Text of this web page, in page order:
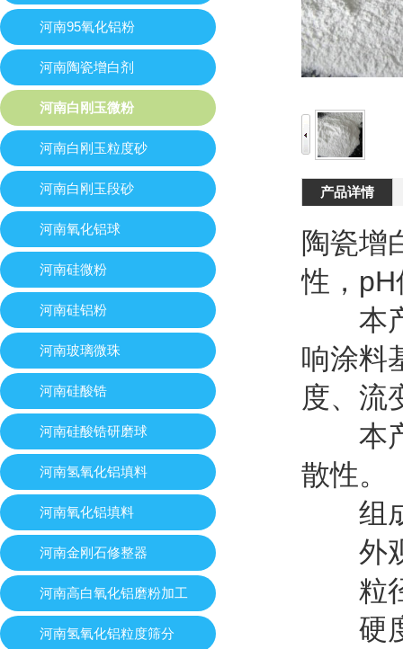
河南95氧化铝粉
河南陶瓷增白剂
河南白刚玉微粉
河南白刚玉粒度砂
河南白刚玉段砂
河南氧化铝球
河南硅微粉
河南硅铝粉
河南玻璃微珠
河南硅酸锆
河南硅酸锆研磨球
河南氢氧化铝填料
河南氧化铝填料
河南金刚石修整器
河南高白氧化铝磨粉加工
河南氢氧化铝粒度筛分
产品详情
陶瓷增
性，
本产
响涂料
度、流
本产
散性。
组成
外观
粒径
硬度